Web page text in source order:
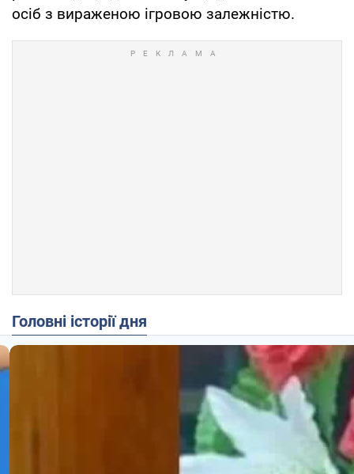
осіб з вираженою ігровою залежністю.
Головні історії дня